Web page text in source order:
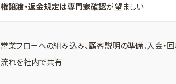
権譲渡・返金規定は専門家確認が望ましい
営業フローへの組み込み、顧客説明の準備。入金・
流れを社内で共有